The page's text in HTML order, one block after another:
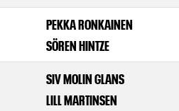
PEKKA RONKAINEN
SÖREN HINTZE
SIV MOLIN GLANS
LILL MARTINSEN